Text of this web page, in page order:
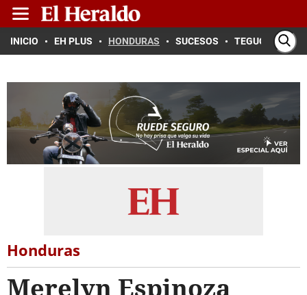
INICIO EH PLUS HONDURAS SUCESOS TEGUCIGALPA
Honduras
Merelyn Espinoza